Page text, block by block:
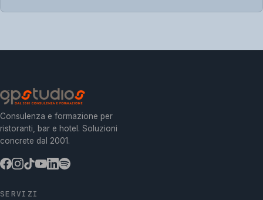
Consulenza e formazione per
ristoranti, bar e hotel. Soluzioni
concrete dal 2001.
SERVIZI